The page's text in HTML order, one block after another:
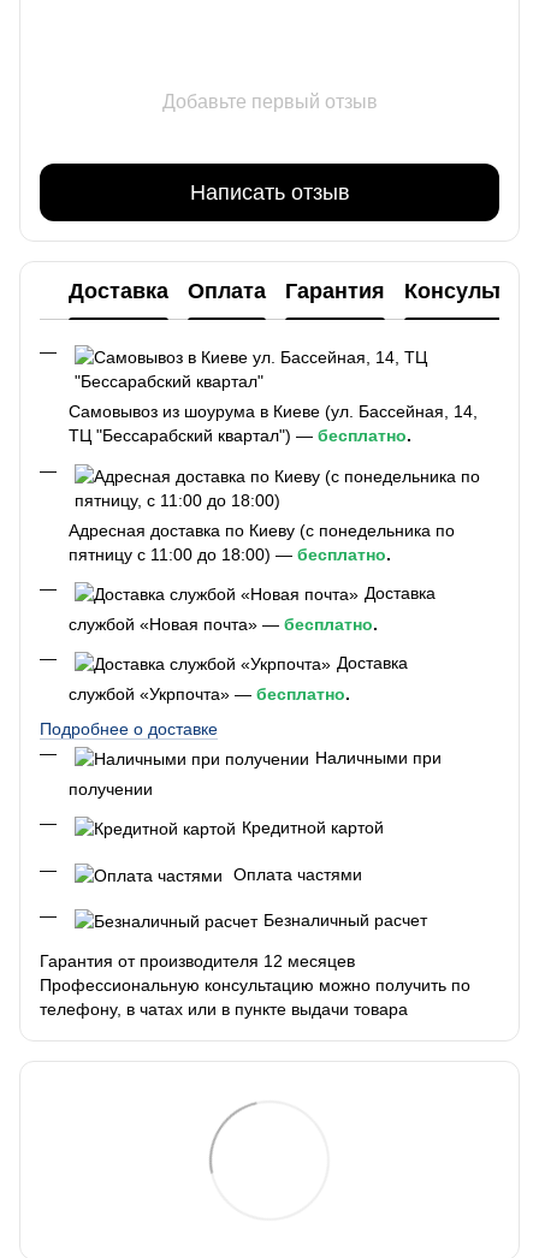
Добавьте первый отзыв
Написать отзыв
Доставка Оплата Гарантия
Самовывоз из шоурума в Киеве (ул. Бассейная, 14,
ТЦ "Бессарабский квартал") — бесплатно.
Адресная доставка по Киеву (с понедельника по
пятницу с 11:00 до 18:00) — бесплатно.
Доставка
службой «Новая почта» — бесплатно.
Доставка
службой «Укрпочта» — бесплатно.
Подробнее о доставке
Наличными при
получении
Кредитной картой
Оплата частями
Безналичный расчет
Гарантия от производителя 12 месяцев
Профессиональную консультацию можно получить по
телефону, в чатах или в пункте выдачи товара